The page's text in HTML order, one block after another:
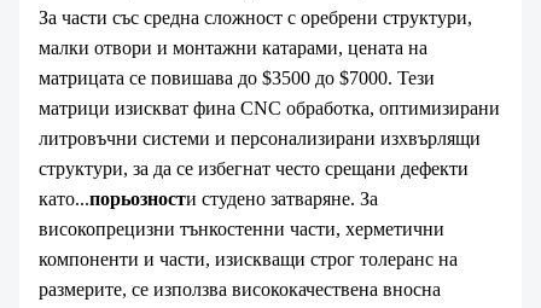
За части със средна сложност с оребрени структури,
малки отвори и монтажни катарами, цената на
матрицата се повишава до $3500 до $7000. Тези
матрици изискват фина CNC обработка, оптимизирани
литровъчни системи и персонализирани изхвърлящи
структури, за да се избегнат често срещани дефекти
като...порьозности студено затваряне. За
високопрецизни тънкостенни части, херметични
компоненти и части, изискващи строг толеранс на
размерите, се използва висококачествена вносна